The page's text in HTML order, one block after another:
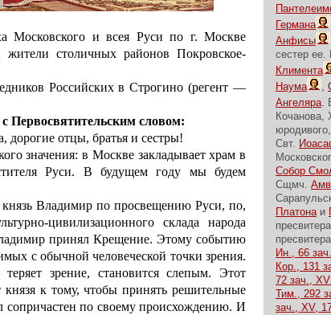
Московского и всея Руси по г. Москве
столичных районов Покровское-
Российских в Строгино (регент —
словом:
отцы, братья и сестры!
значения: в Москве закладывает храм в
Руси. В будущем году мы будем
Владимир по просвещению Руси, по,
цивилизационного склада народа
принял Крещение. Этому событию
с обычной человеческой точки зрения.
теряет зрение, становится слепым. Этот
к тому, чтобы принять решительные
сопричастен по своему происхождению. И
Германа
Анфисы
сестер ее.
Климента
Наума
,
Ангеляра.
Кочанова,
Свт.
Собор
Сщмч.
Платонаи
Ин., 66
Кор., 131
72 зач.,
Тим., 292
зач., XV,